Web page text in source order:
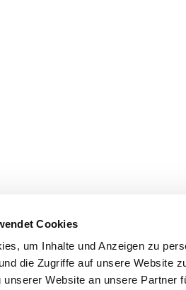
Cookies
um Inhalte und Anzeigen zu
die Zugriffe auf unsere Website
unserer Website an unsere Partner